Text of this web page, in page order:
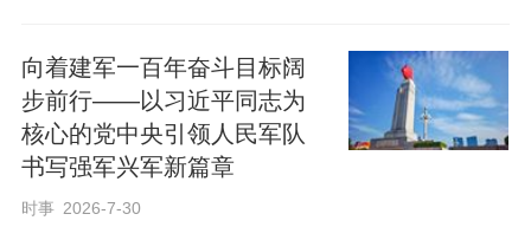
向着建军一百年奋斗目标阔
步前行——以习近平同志为
核心的党中央引领人民军队
书写强军兴军新篇章
时事 2026-7-30